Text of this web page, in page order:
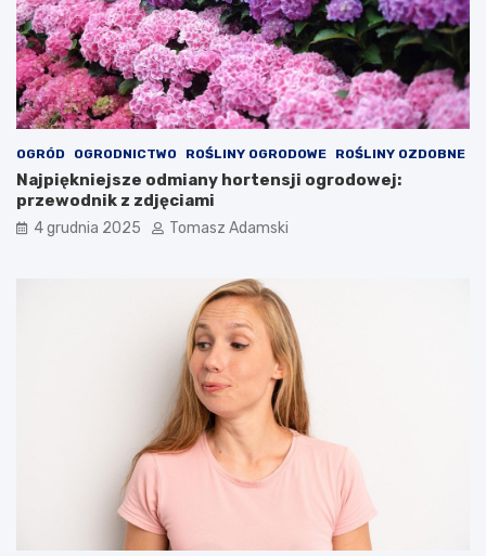
OGRÓD OGRODNICTWO ROŚLINY OGRODOWE ROŚLINY OZDOBNE
Najpiękniejsze odmiany hortensji ogrodowej:
przewodnik z zdjęciami
4 grudnia 2025 Tomasz Adamski